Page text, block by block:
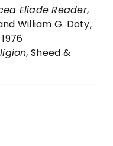
Eliade Reader,
William G. Doty,
Sheed &